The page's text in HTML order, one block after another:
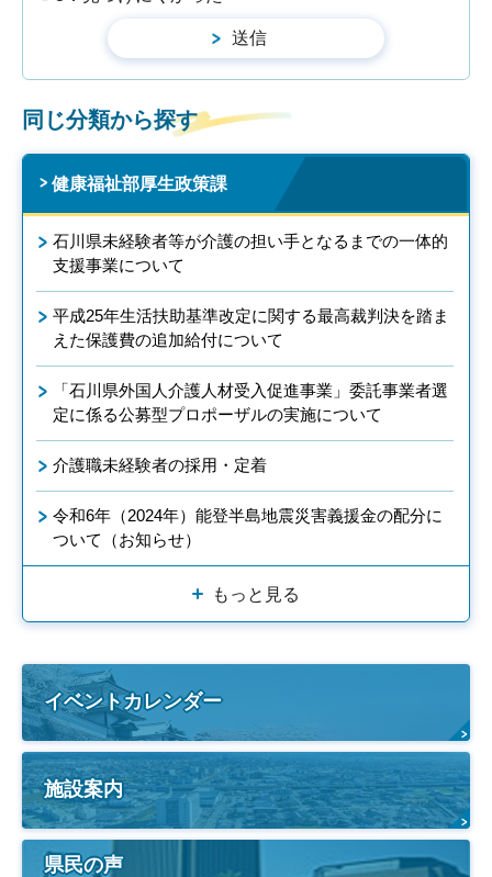
同じ分類から探す
健康福祉部厚生政策課
石川県未経験者等が介護の担い手となるまでの一体的
支援事業について
平成25年生活扶助基準改定に関する最高裁判決を踏ま
えた保護費の追加給付について
「石川県外国人介護人材受入促進事業」委託事業者選
定に係る公募型プロポーザルの実施について
介護職未経験者の採用・定着
令和6年（2024年）能登半島地震災害義援金の配分に
ついて（お知らせ）
もっと見る
イベントカレンダー
施設案内
県民の声